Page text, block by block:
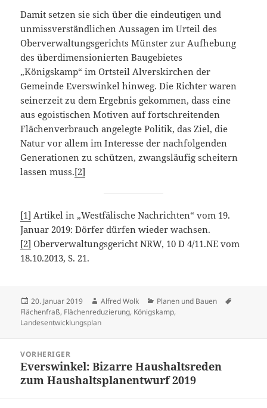
Damit setzen sie sich über die eindeutigen und
unmissverständlichen Aussagen im Urteil des
Oberverwaltungsgerichts Münster zur Aufhebung
des überdimensionierten Baugebietes
„Königskamp“ im Ortsteil Alverskirchen der
Gemeinde Everswinkel hinweg. Die Richter waren
seinerzeit zu dem Ergebnis gekommen, dass eine
aus egoistischen Motiven auf fortschreitenden
Flächenverbrauch angelegte Politik, das Ziel, die
Natur vor allem im Interesse der nachfolgenden
Generationen zu schützen, zwangsläufig scheitern
lassen muss.[2]
[1] Artikel in „Westfälische Nachrichten“ vom 19.
Januar 2019: Dörfer dürfen wieder wachsen.
[2] Oberverwaltungsgericht NRW, 10 D 4/11.NE vom
18.10.2013, S. 21.
Veröffentlicht
am
20. Januar 2019 Autor
Alfred Wolk Kategorien
Planen und Bauen
Flächenfraß, Flächenreduzierung, Königskamp,
Landesentwicklungsplan
VORHERIGER
Vorheriger
Beitrag:
Everswinkel: Bizarre Haushaltsreden
zum Haushaltsplanentwurf 2019